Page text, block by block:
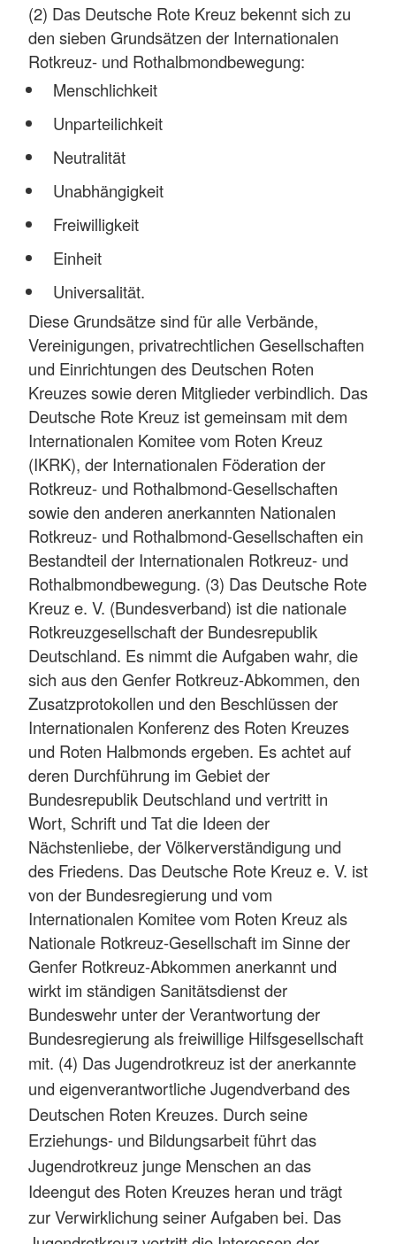
(2) Das Deutsche Rote Kreuz bekennt sich zu
den sieben Grundsätzen der Internationalen
Rotkreuz- und Rothalbmondbewegung:
Menschlichkeit
Unparteilichkeit
Neutralität
Unabhängigkeit
Freiwilligkeit
Einheit
Universalität.
Diese Grundsätze sind für alle Verbände,
Vereinigungen, privatrechtlichen Gesellschaften
und Einrichtungen des Deutschen Roten
Kreuzes sowie deren Mitglieder verbindlich. Das
Deutsche Rote Kreuz ist gemeinsam mit dem
Internationalen Komitee vom Roten Kreuz
(IKRK), der Internationalen Föderation der
Rotkreuz- und Rothalbmond-Gesellschaften
sowie den anderen anerkannten Nationalen
Rotkreuz- und Rothalbmond-Gesellschaften ein
Bestandteil der Internationalen Rotkreuz- und
Rothalbmondbewegung. (3) Das Deutsche Rote
Kreuz e. V. (Bundesverband) ist die nationale
Rotkreuzgesellschaft der Bundesrepublik
Deutschland. Es nimmt die Aufgaben wahr, die
sich aus den Genfer Rotkreuz-Abkommen, den
Zusatzprotokollen und den Beschlüssen der
Internationalen Konferenz des Roten Kreuzes
und Roten Halbmonds ergeben. Es achtet auf
deren Durchführung im Gebiet der
Bundesrepublik Deutschland und vertritt in
Wort, Schrift und Tat die Ideen der
Nächstenliebe, der Völkerverständigung und
des Friedens. Das Deutsche Rote Kreuz e. V. ist
von der Bundesregierung und vom
Internationalen Komitee vom Roten Kreuz als
Nationale Rotkreuz-Gesellschaft im Sinne der
Genfer Rotkreuz-Abkommen anerkannt und
wirkt im ständigen Sanitätsdienst der
Bundeswehr unter der Verantwortung der
Bundesregierung als freiwillige Hilfsgesellschaft
mit. (4) Das Jugendrotkreuz ist der anerkannte
und eigenverantwortliche Jugendverband des
Deutschen Roten Kreuzes. Durch seine
Erziehungs- und Bildungsarbeit führt das
Jugendrotkreuz junge Menschen an das
Ideengut des Roten Kreuzes heran und trägt
zur Verwirklichung seiner Aufgaben bei. Das